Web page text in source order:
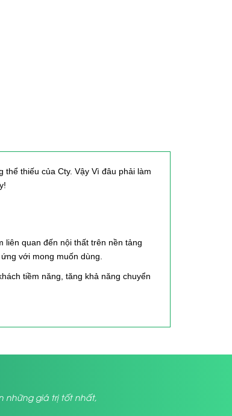
thể thiếu của Cty. Vậy Vì đâu phải làm
liên quan đến nội thất trên nền tảng
với mong muốn dùng.
tiềm năng, tăng khả năng chuyển
những giá trị tốt nhất,